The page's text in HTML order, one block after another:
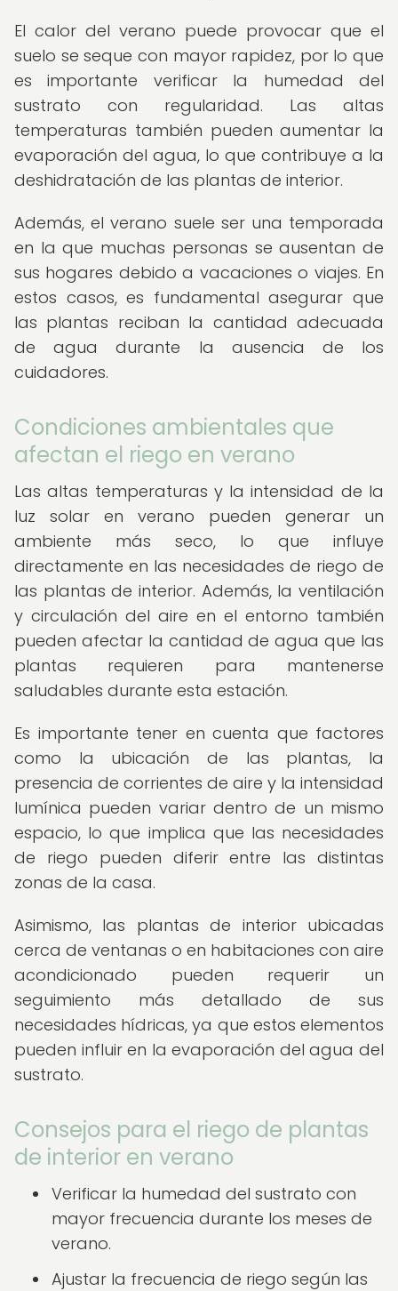
El calor del verano puede provocar que el
suelo se seque con mayor rapidez, por lo que
es importante verificar la humedad del
sustrato con regularidad. Las altas
temperaturas también pueden aumentar la
evaporación del agua, lo que contribuye a la
deshidratación de las plantas de interior.
Además, el verano suele ser una temporada
en la que muchas personas se ausentan de
sus hogares debido a vacaciones o viajes. En
estos casos, es fundamental asegurar que
las plantas reciban la cantidad adecuada
de agua durante la ausencia de los
cuidadores.
Condiciones ambientales que
afectan el riego en verano
Las altas temperaturas y la intensidad de la
luz solar en verano pueden generar un
ambiente más seco, lo que influye
directamente en las necesidades de riego de
las plantas de interior. Además, la ventilación
y circulación del aire en el entorno también
pueden afectar la cantidad de agua que las
plantas requieren para mantenerse
saludables durante esta estación.
Es importante tener en cuenta que factores
como la ubicación de las plantas, la
presencia de corrientes de aire y la intensidad
lumínica pueden variar dentro de un mismo
espacio, lo que implica que las necesidades
de riego pueden diferir entre las distintas
zonas de la casa.
Asimismo, las plantas de interior ubicadas
cerca de ventanas o en habitaciones con aire
acondicionado pueden requerir un
seguimiento más detallado de sus
necesidades hídricas, ya que estos elementos
pueden influir en la evaporación del agua del
sustrato.
Consejos para el riego de plantas
de interior en verano
Verificar la humedad del sustrato con
mayor frecuencia durante los meses de
verano.
Ajustar la frecuencia de riego según las